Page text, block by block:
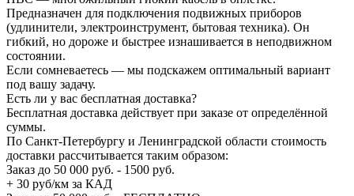
Предназначен для подключения подвижных приборов
(удлинители, электроинструмент, бытовая техника). Он
гибкий, но дороже и быстрее изнашивается в неподвижном
состоянии.
Если сомневаетесь — мы подскажем оптимальный вариант
под вашу задачу.
Есть ли у вас бесплатная доставка?
Бесплатная доставка действует при заказе от определённой
суммы.
По Санкт-Петербургу и Ленинградской области стоимость
доставки рассчитывается таким образом:
Заказ до 50 000 руб. - 1500 руб.
+ 30 руб/км за КАД